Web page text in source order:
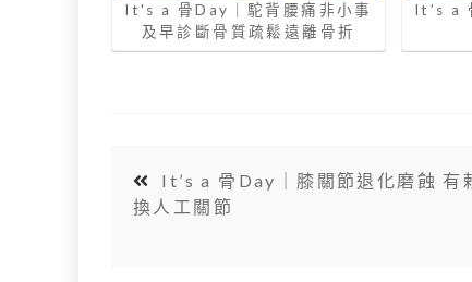
It's a 骨Day｜駝背腰痛非小事
及早診斷骨質疏鬆遠離骨折
It’s a
It’s a 骨Day｜膝關節退化磨蝕 有
換人工關節